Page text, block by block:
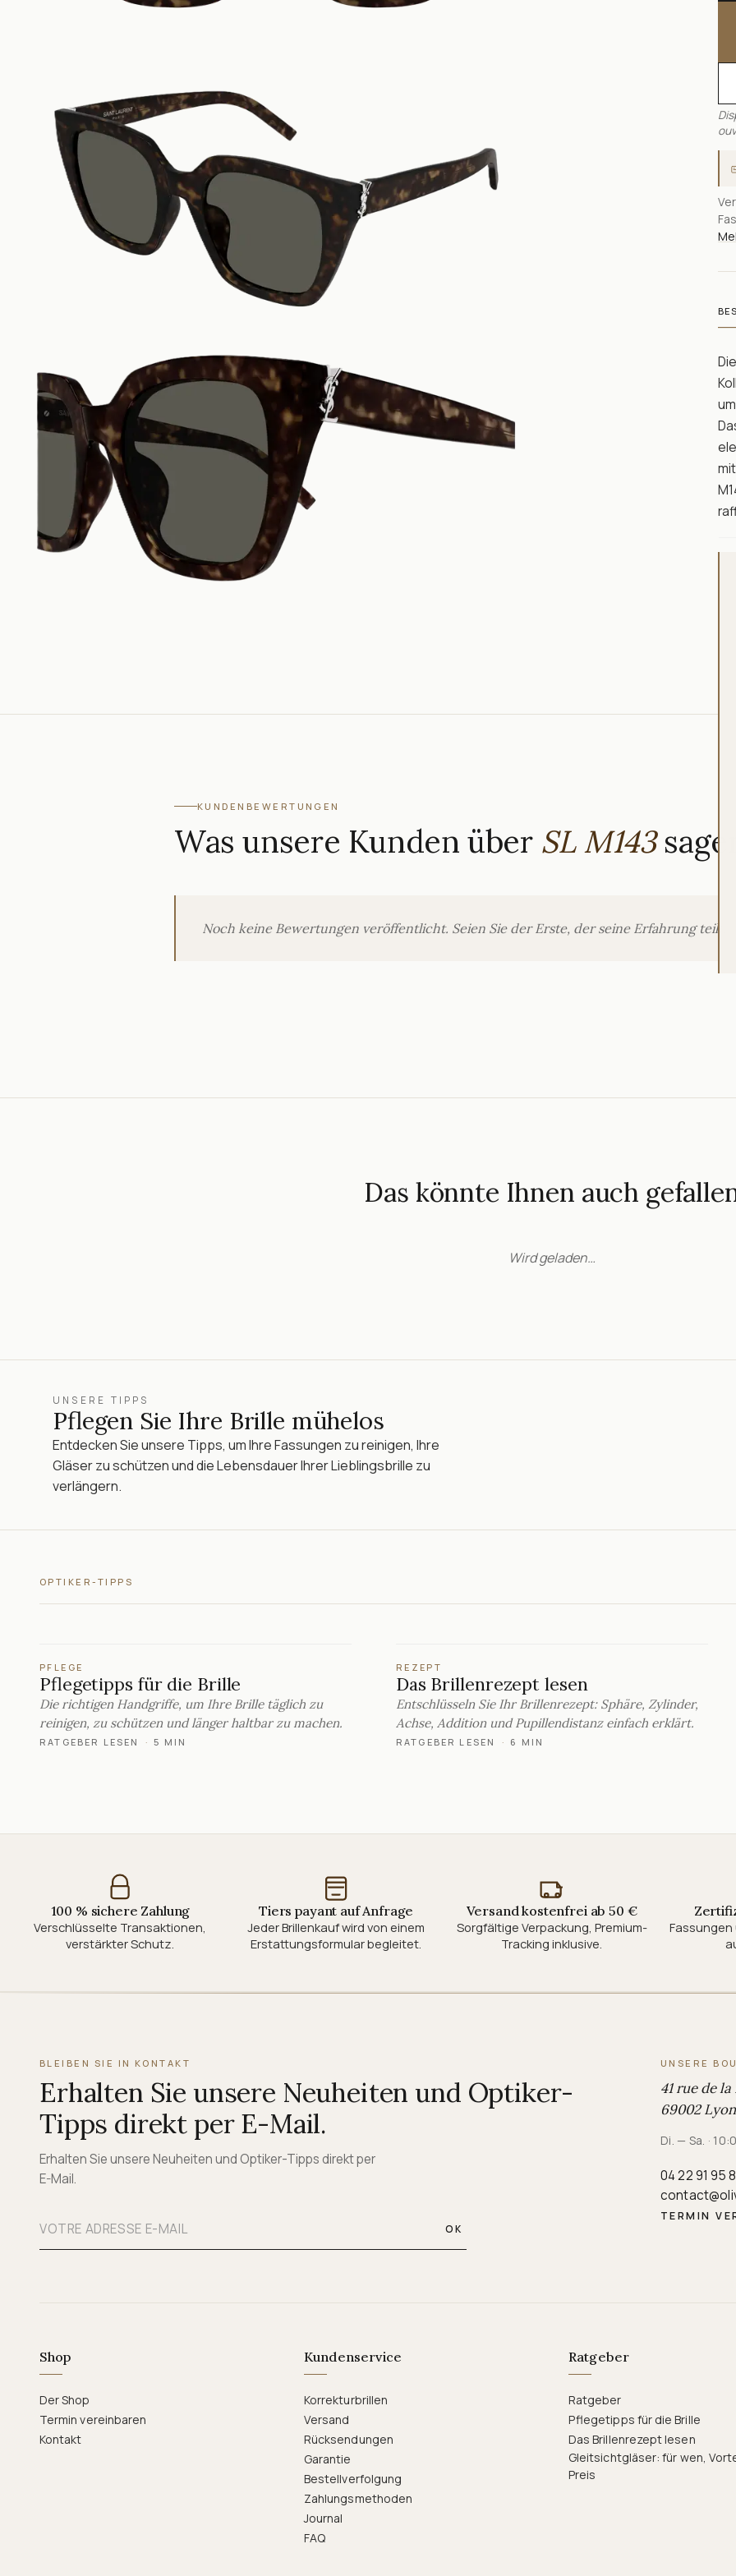
KUNDENBEWERTUNGEN
Was unsere Kunden über SL M143sagen
Noch keine Bewertungen veröffentlicht. Seien Sie der Erste, der seine Erfahrung teilt.
Das könnte Ihnen auch
Wird geladen…
UNSERE TIPPS
Pflegen Sie Ihre Brille mühelos
Entdecken Sie unsere Tipps, um Ihre Fassungen zu reinigen, Ihre
Gläser zu schützen und die Lebensdauer Ihrer Lieblingsbrille zu
verlängern.
OPTIKER-TIPPS
PFLEGE
Pflegetipps für die Brille
Die richtigen Handgriffe, um Ihre Brille täglich zu
reinigen, zu schützen und länger haltbar zu machen.
RATGEBER LESEN · 5 MIN
REZEPT
Das Brillenrezept lesen
Entschlüsseln Sie Ihr Brillenrezept: Sphäre, Zylinder,
Achse, Addition und Pupillendistanz einfach erklärt.
RATGEBER LESEN · 6 MIN
100 % sichere Zahlung
Verschlüsselte Transaktionen,
verstärkter Schutz.
Tiers payant auf Anfrage
Jeder Brillenkauf wird von einem
Erstattungsformular begleitet.
Versand kostenfrei ab 50 €
Sorgfältige Verpackung, Premium-
Tracking inklusive.
Fassungen
BLEIBEN SIE IN KONTAKT
Erhalten Sie unsere Neuheiten und Optiker-
Tipps direkt per E-Mail.
Erhalten Sie unsere Neuheiten und Optiker-Tipps direkt per
E-Mail.
OK
UNSERE
41 rue de
69002
Di. — Sa. ·
04 22 91 95
TERMIN
Shop
Der Shop
Termin vereinbaren
Kontakt
Kundenservice
Korrekturbrillen
Versand
Rücksendungen
Garantie
Bestellverfolgung
Zahlungsmethoden
Journal
FAQ
Ratgeber
Ratgeber
Pflegetipps für die Brille
Das Brillenrezept lesen
Gleitsichtgläser: für wen,
Preis